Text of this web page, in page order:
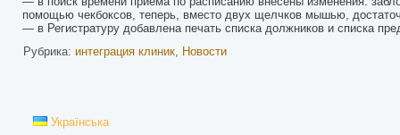
помощью чекбоксов, теперь, вместо двух щелчков мышью,
— в Регистратуру добавлена печать списка должников и списка
Рубрика: интеграция клиник, Новости
Українська